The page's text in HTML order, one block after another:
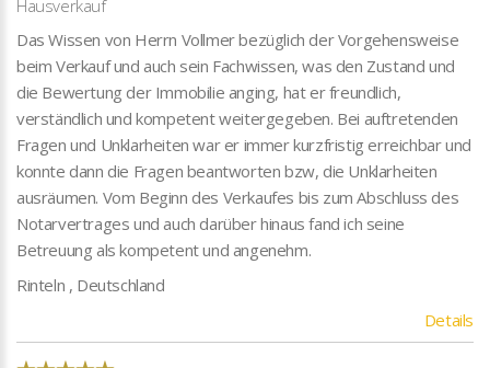
Hausverkauf
Das Wissen von Herrn Vollmer bezüglich der Vorgehensweise
beim Verkauf und auch sein Fachwissen, was den Zustand und
die Bewertung der Immobilie anging, hat er freundlich,
verständlich und kompetent weitergegeben. Bei auftretenden
Fragen und Unklarheiten war er immer kurzfristig erreichbar und
konnte dann die Fragen beantworten bzw, die Unklarheiten
ausräumen. Vom Beginn des Verkaufes bis zum Abschluss des
Notarvertrages und auch darüber hinaus fand ich seine
Betreuung als kompetent und angenehm.
Rinteln , Deutschland
Details